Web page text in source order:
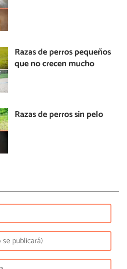
Razas de perros pequeños
que no crecen mucho
Razas de perros sin pelo